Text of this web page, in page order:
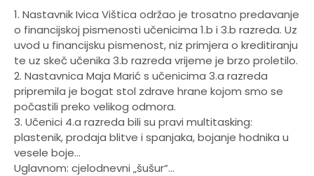
1. Nastavnik Ivica Vištica održao je trosatno predavanje
o financijskoj pismenosti učenicima 1.b i 3.b razreda. Uz
uvod u financijsku pismenost, niz primjera o kreditiranju
te uz skeč učenika 3.b razreda vrijeme je brzo proletilo.
2. Nastavnica Maja Marić s učenicima 3.a razreda
pripremila je bogat stol zdrave hrane kojom smo se
počastili preko velikog odmora.
3. Učenici 4.a razreda bili su pravi multitasking:
plastenik, prodaja blitve i spanjaka, bojanje hodnika u
vesele boje…
Uglavnom: cjelodnevni „šušur“…